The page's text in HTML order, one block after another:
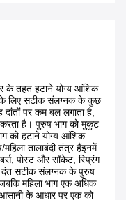
के तहत हटाने योग्य आंशिक
के लिए सटीक संलग्नक के कुछ
दांतों पर कम बल लगाता है,
करता है। पुरुष भाग को मुकुट
को हटाने योग्य आंशिक
महिला तालाबंदी तंत्र हैंइनमें
पोस्ट और सॉकेट, स्प्रिंग
सटीक संलग्नक के पुरुष
महिला भाग एक अधिक
आसानी के आधार पर एक को